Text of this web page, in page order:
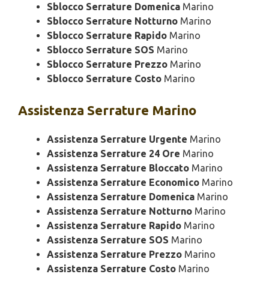
Sblocco Serrature Domenica Marino
Sblocco Serrature Notturno Marino
Sblocco Serrature Rapido Marino
Sblocco Serrature SOS Marino
Sblocco Serrature Prezzo Marino
Sblocco Serrature Costo Marino
Assistenza Serrature Marino
Assistenza Serrature Urgente Marino
Assistenza Serrature 24 Ore Marino
Assistenza Serrature Bloccato Marino
Assistenza Serrature Economico Marino
Assistenza Serrature Domenica Marino
Assistenza Serrature Notturno Marino
Assistenza Serrature Rapido Marino
Assistenza Serrature SOS Marino
Assistenza Serrature Prezzo Marino
Assistenza Serrature Costo Marino